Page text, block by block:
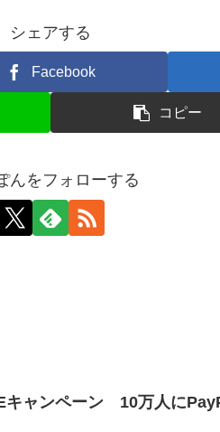
シェアする
Facebook
コピー
んをフォローする
キャンペーン 10万人に